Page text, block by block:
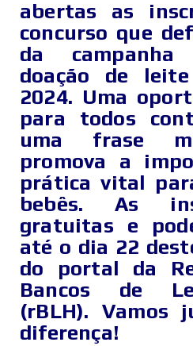
abertas as
concurso que
da
doação de
2024. Uma
para todos
uma frase
promova a
prática vital
bebês. As
gratuitas e
até o dia 22
do portal da
Bancos de
(rBLH). Vamos
diferença!